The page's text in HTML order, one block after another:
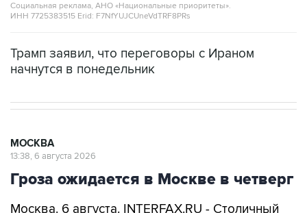
Социальная реклама, АНО «Национальные приоритеты».
ИНН 7725383515 Erid: F7NfYUJCUneVdTRF8PRs
Трамп заявил, что переговоры с Ираном
начнутся в понедельник
МОСКВА
13:38, 6 августа 2026
Гроза ожидается в Москве в четверг
Москва. 6 августа. INTERFAX.RU - Столичный